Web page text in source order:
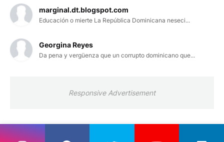
marginal.dt.blogspot.com
Educación o mierte La República Dominicana neseci...
Georgina Reyes
Da pena y vergüenza que un corrupto dominicano que...
Responsive Advertisement